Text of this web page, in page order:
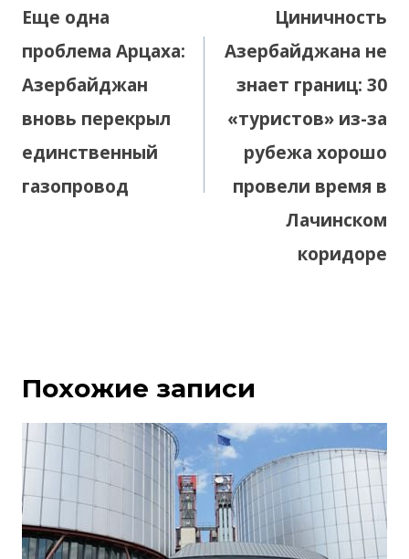
записям
Еще одна
проблема Арцаха:
Азербайджан
вновь перекрыл
единственный
газопровод
Циничность
Азербайджана не
знает границ: 30
«туристов» из-за
рубежа хорошо
провели время в
Лачинском
коридоре
Похожие записи